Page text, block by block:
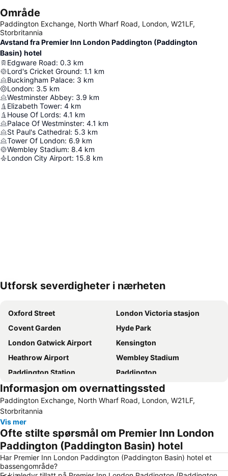
Område
Paddington Exchange, North Wharf Road, London, W21LF,
Storbritannia
Avstand fra Premier Inn London Paddington (Paddington
Basin) hotel
Edgware Road: 0.3 km
Lord's Cricket Ground: 1.1 km
Buckingham Palace: 3 km
London: 3.5 km
Westminster Abbey: 3.9 km
Elizabeth Tower: 4 km
House Of Lords: 4.1 km
Palace Of Westminster: 4.1 km
St Paul's Cathedral: 5.3 km
Tower Of London: 6.9 km
Wembley Stadium: 8.4 km
London City Airport: 15.8 km
Utforsk severdigheter i nærheten
Oxford Street
London Victoria stasjon
Covent Garden
Hyde Park
London Gatwick Airport
Kensington
Heathrow Airport
Wembley Stadium
Paddington Station
Paddington
Soho
Notting Hill
Tottenham Hotspur Stadium
Piccadilly Circus
Bayswater
Emirates Stadium
St Giles
Victoria
Shoreditch
Mayfair
Leicester Square
Informasjon om overnattingssted
Paddington Exchange, North Wharf Road, London, W21LF,
Storbritannia
Vis mer
Ofte stilte spørsmål om Premier Inn London
Paddington (Paddington Basin) hotel
Har Premier Inn London Paddington (Paddington Basin) hotel et
bassengområde?